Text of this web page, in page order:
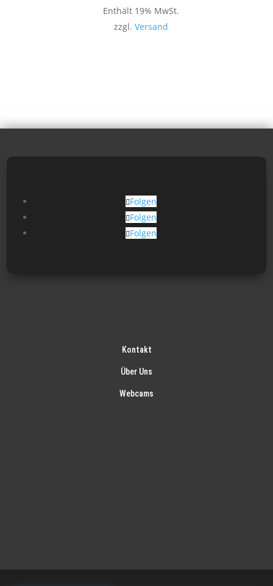
Enthält 19% MwSt.
zzgl. Versand
Folgen
Folgen
Folgen
Kontakt
Über Uns
Webcams